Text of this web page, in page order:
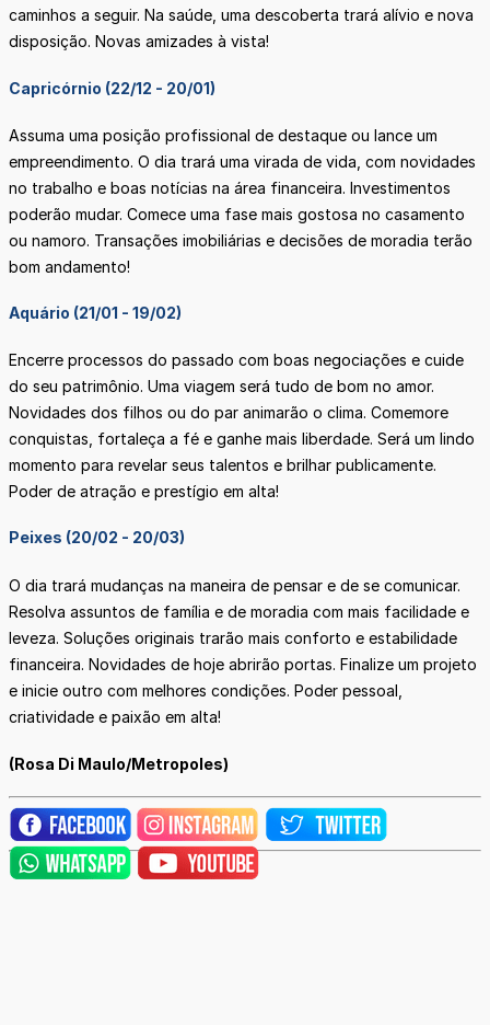
caminhos a seguir. Na saúde, uma descoberta trará alívio e nova
disposição. Novas amizades à vista!
Capricórnio (22/12 - 20/01)
Assuma uma posição profissional de destaque ou lance um
empreendimento. O dia trará uma virada de vida, com novidades
no trabalho e boas notícias na área financeira. Investimentos
poderão mudar. Comece uma fase mais gostosa no casamento
ou namoro. Transações imobiliárias e decisões de moradia terão
bom andamento!
Aquário (21/01 - 19/02)
Encerre processos do passado com boas negociações e cuide
do seu patrimônio. Uma viagem será tudo de bom no amor.
Novidades dos filhos ou do par animarão o clima. Comemore
conquistas, fortaleça a fé e ganhe mais liberdade. Será um lindo
momento para revelar seus talentos e brilhar publicamente.
Poder de atração e prestígio em alta!
Peixes (20/02 - 20/03)
O dia trará mudanças na maneira de pensar e de se comunicar.
Resolva assuntos de família e de moradia com mais facilidade e
leveza. Soluções originais trarão mais conforto e estabilidade
financeira. Novidades de hoje abrirão portas. Finalize um projeto
e inicie outro com melhores condições. Poder pessoal,
criatividade e paixão em alta!
(Rosa Di Maulo/Metropoles)